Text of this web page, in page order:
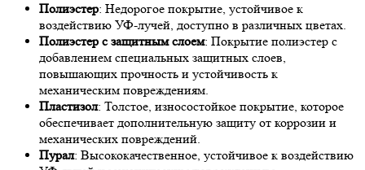
Полиэстер: Недорогое покрытие, устойчивое к
воздействию УФ-лучей, доступно в различных цветах.
Полиэстер с защитным слоем: Покрытие полиэстер с
добавлением специальных защитных слоев,
повышающих прочность и устойчивость к
механическим повреждениям.
Пластизол: Толстое, износостойкое покрытие, которое
обеспечивает дополнительную защиту от коррозии и
механических повреждений.
Пурал: Высококачественное, устойчивое к воздействию